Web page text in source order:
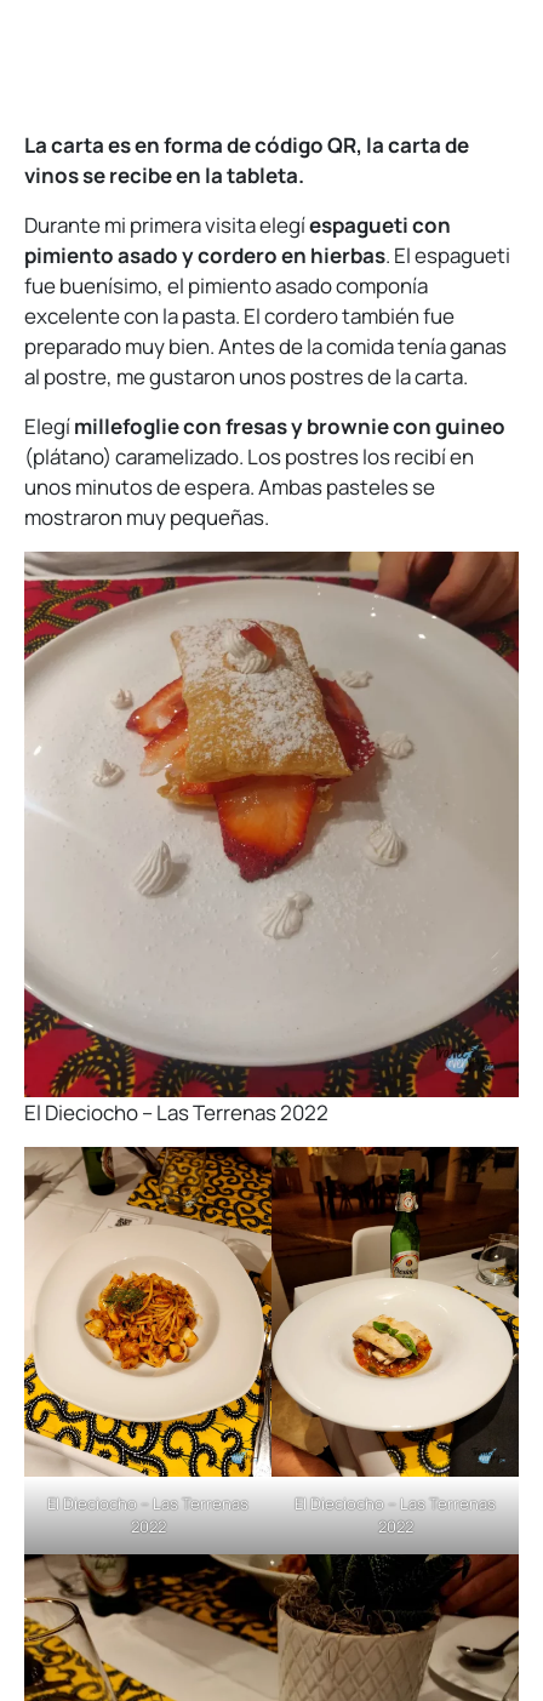
La carta es en forma de código QR, la carta de
vinos se recibe en la tableta.
Durante mi primera visita elegíespagueti con
pimiento asado y cordero en hierbas. El espagueti
fue buenísimo, el pimiento asado componía
excelente con la pasta. El cordero también fue
preparado muy bien. Antes de la comida tenía ganas
al postre, me gustaron unos postres de la carta.
Elegímillefoglie con fresas y brownie con guineo
(plátano) caramelizado. Los postres los recibí en
unos minutos de espera. Ambas pasteles se
mostraron muy pequeñas.
El Dieciocho – Las Terrenas 2022
El Dieciocho – Las Terrenas
2022
El Dieciocho – Las Terrenas
2022